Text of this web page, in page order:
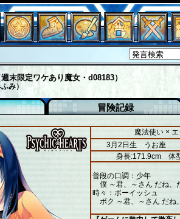
末限定ワケあり魔女・d08183）
み）
冒険記録
魔法使い ×
3月2日生 うお座
身長:171.9cm 体
普段の口調：少年
僕 ～君、～さん だね、
時々：ボーイッシュ
ボク ～君、～さん だね